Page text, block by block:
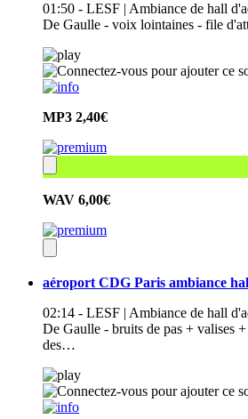
01:50 - LESF | Ambiance de hall
De Gaulle - voix lointaines - file
MP3 2,40€
WAV 6,00€
aéroport CDG Paris ambiance
02:14 - LESF | Ambiance de hall
De Gaulle - bruits de pas + valises
des…